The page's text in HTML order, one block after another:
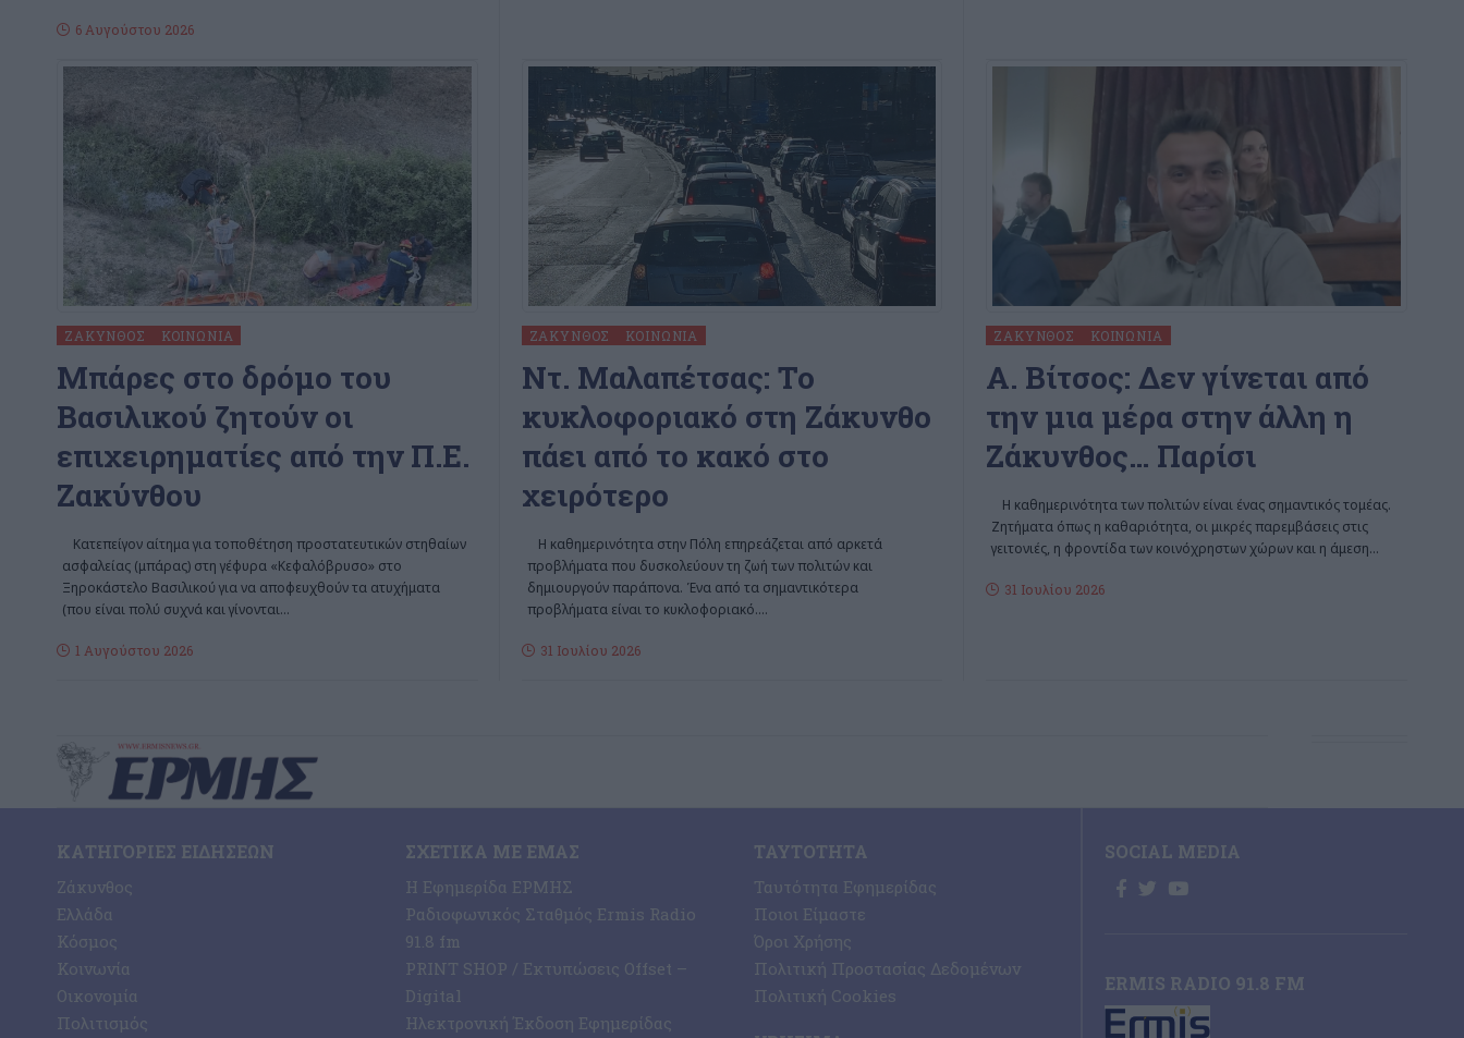
6 Αυγούστου 2026
ΖΆΚΥΝΘΟΣ ΚΟΙΝΩΝΊΑ
Μπάρες στο δρόμο του
Βασιλικού ζητούν οι
επιχειρηματίες από την Π.Ε.
Zακύνθου
Κατεπείγον αίτημα για τοποθέτηση προστατευτικών στηθαίων
ασφαλείας (μπάρας) στη γέφυρα «Κεφαλόβρυσο» στο
Ξηροκάστελο Βασιλικού για να αποφευχθούν τα ατυχήματα
(που είναι πολύ συχνά και γίνονται…
1 Αυγούστου 2026
ΖΆΚΥΝΘΟΣ ΚΟΙΝΩΝΊΑ
Ντ. Μαλαπέτσας: Το
κυκλοφοριακό στη Ζάκυνθο
πάει από το κακό στο
χειρότερο
Η καθημερινότητα στην Πόλη επηρεάζεται από αρκετά
προβλήματα που δυσκολεύουν τη ζωή των πολιτών και
δημιουργούν παράπονα. Ένα από τα σημαντικότερα
προβλήματα είναι το κυκλοφοριακό.…
31 Ιουλίου 2026
ΖΆΚΥΝΘΟΣ ΚΟΙΝΩΝΊΑ
Α. Βίτσος: Δεν γίνεται από
την μια μέρα στην άλλη η
Ζάκυνθος… Παρίσι
Η καθημερινότητα των πολιτών είναι ένας σημαντικός τομέας.
Ζητήματα όπως η καθαριότητα, οι μικρές παρεμβάσεις στις
γειτονιές, η φροντίδα των κοινόχρηστων χώρων και η άμεση…
31 Ιουλίου 2026
ΚΑΤΗΓΟΡΊΕΣ ΕΙΔΉΣΕΩΝ
Ζάκυνθος
Ελλάδα
Κόσμος
Κοινωνία
Οικονομία
Πολιτισμός
ΣΧΕΤΙΚΆ ΜΕ ΕΜΆΣ
Η Εφημερίδα ΕΡΜΗΣ
Ραδιοφωνικός Σταθμός Ermis Radio
91.8 fm
PRINT SHOP / Εκτυπώσεις Offset –
Digital
Ηλεκτρονική Έκδοση Εφημερίδας
ΤΑΥΤΌΤΗΤΑ
Ταυτότητα Εφημερίδας
Ποιοι Είμαστε
Όροι Χρήσης
Πολιτική Προστασίας Δεδομένων
Πολιτική Cookies
SOCIAL MEDIA
ERMIS RADIO 91.8 FM